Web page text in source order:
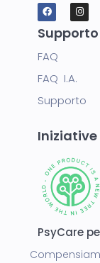
Supporto
FAQ
FAQ I.A.
Supporto
Iniziative
PsyCare